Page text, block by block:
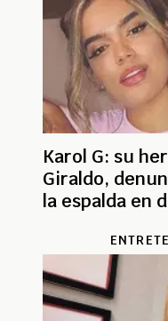
Karol G: su
Giraldo,
la espalda en